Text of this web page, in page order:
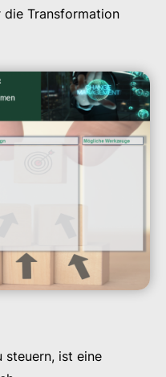
die Transformation
steuern, ist eine